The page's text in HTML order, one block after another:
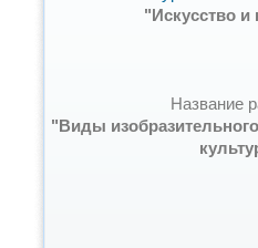
"Искусство и
Название
"Виды